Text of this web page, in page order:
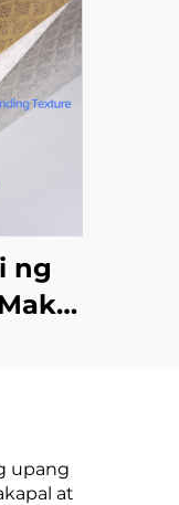
ng
upang
at